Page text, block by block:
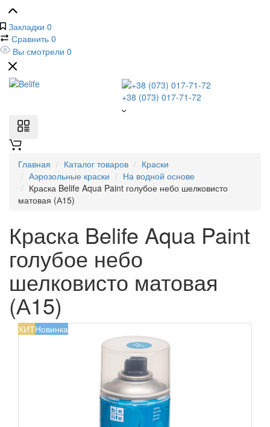
Закладки 0
Сравнить 0
Вы смотрели 0
+38 (073) 017-71-72
Главная Каталог товаров
Краски
Аэрозольные краски
На водной основе
Краска Belife Aqua Paint голубое небо шелковисто
матовая (А15)
Краска Belife Aqua Paint
голубое небо
шелковисто матовая
(А15)
ХИТНовинка